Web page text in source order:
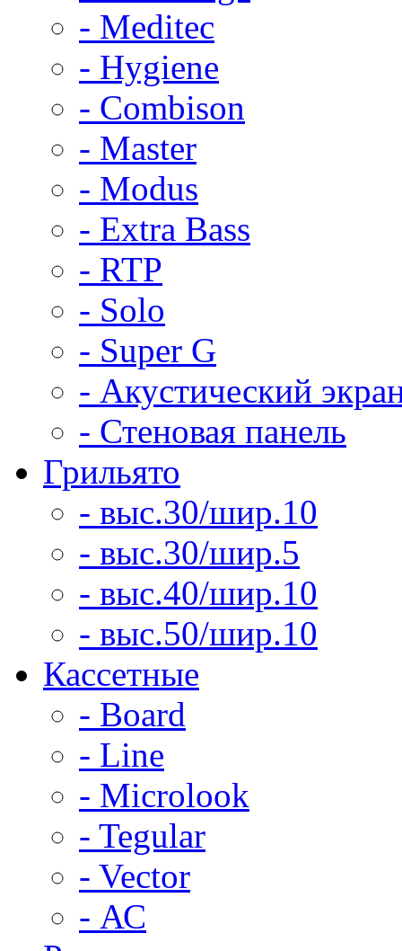
- Meditec
- Hygiene
- Combison
- Master
- Modus
- Extra Bass
- RTP
- Solo
- Super G
- Акустический
- Стеновая панель
Грильято
- выс.30/шир.10
- выс.30/шир.5
- выс.40/шир.10
- выс.50/шир.10
Кассетные
- Board
- Line
- Microlook
- Tegular
- Vector
- АС